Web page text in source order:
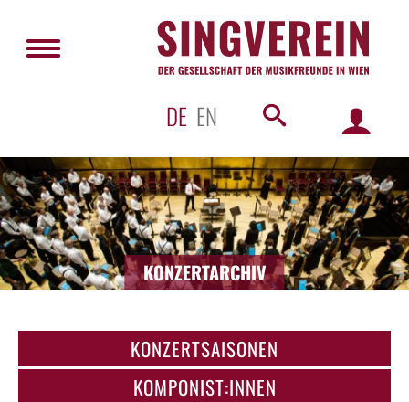
DE EN
KONZERTARCHIV
KONZERTSAISONEN
KOMPONIST:INNEN